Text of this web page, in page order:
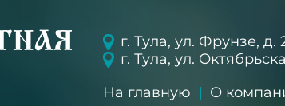
г. Тула, ул. Фрунзе, д.
г. Тула, ул.
На главную О